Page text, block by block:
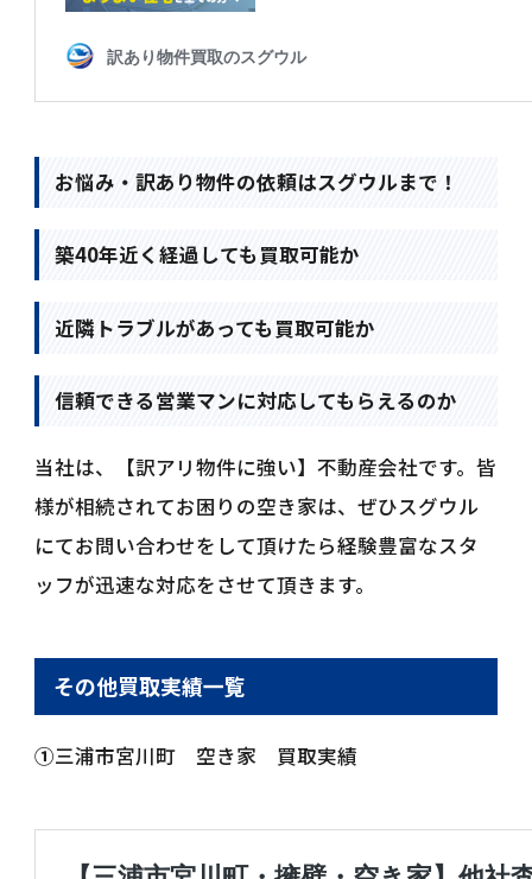
お悩み・訳あり物件の依頼はスグウルまで！
築40年近く経過しても買取可能か
近隣トラブルがあっても買取可能か
信頼できる営業マンに対応してもらえるのか
当社は、【訳アリ物件に強い】不動産会社です。皆
様が相続されてお困りの空き家は、ぜひスグウル
にてお問い合わせをして頂けたら経験豊富なスタ
ッフが迅速な対応をさせて頂きます。
その他買取実績一覧
①三浦市宮川町 空き家 買取実績